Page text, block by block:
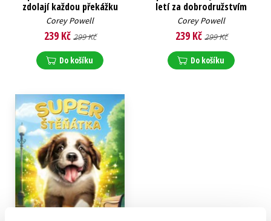
zdolají každou překážku
Corey Powell
239 Kč 299 Kč
Do košíku
letí za dobrodružstvím
Corey Powell
239 Kč 299 Kč
Do košíku